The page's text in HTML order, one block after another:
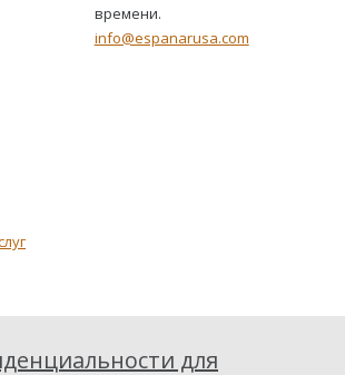
времени.
info@espanarusa.com
для